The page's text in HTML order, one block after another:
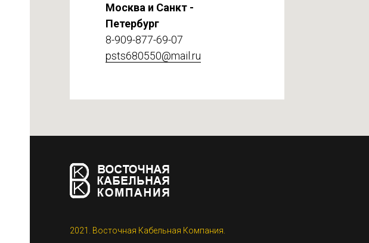
Москва и Санкт -
Петербург
8-909-877-69-07
psts680550@mail.ru
2021. Восточная Кабельная Компания.